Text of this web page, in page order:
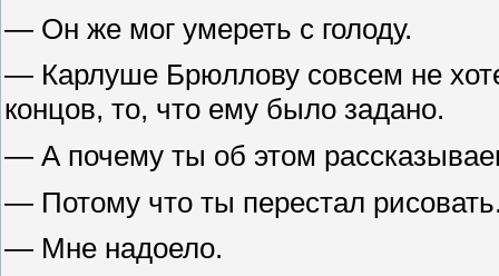
— Он же мог умереть с голоду.
— Карлуше Брюллову совсем не
концов, то, что ему было задано.
— А почему ты об этом
— Потому что ты перестал
— Мне надоело.